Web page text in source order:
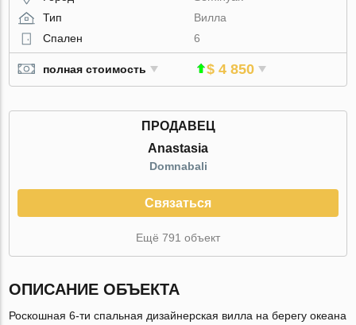
Тип
Вилла
Спален
6
полная стоимость $ 4 850
ПРОДАВЕЦ
Anastasia
Domnabali
Связаться
Ещё 791 объект
ОПИСАНИЕ ОБЪЕКТА
Роскошная 6-ти спальная дизайнерская вилла на берегу океана